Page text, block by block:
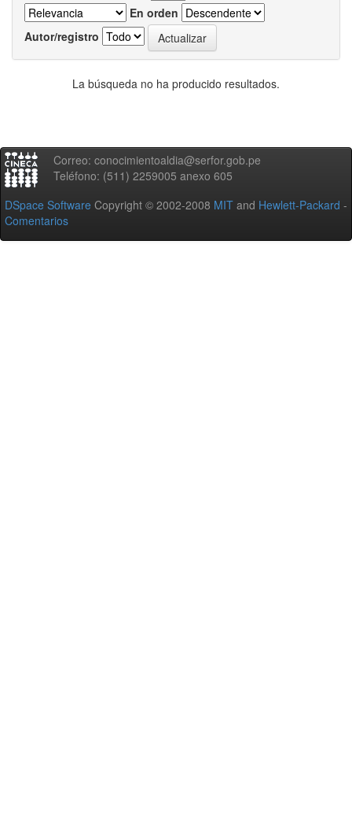
En orden
Autor/registro
La búsqueda no ha producido resultados.
Correo: conocimientoaldia@serfor.gob.pe
Teléfono: (511) 2259005 anexo 605
DSpace Software Copyright © 2002-2008 MIT and Hewlett-Packard -
Comentarios